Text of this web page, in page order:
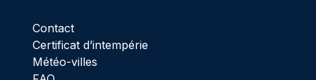
Contact
Certificat d’intempérie
Météo-villes